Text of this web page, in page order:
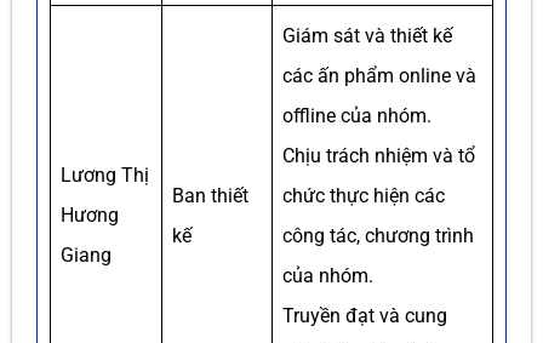
Lương Thị
Hương
Giang
Ban thiết
kế
Giám sát và thiết kế
các ấn phẩm online và
offline của nhóm.
Chịu trách nhiệm và tổ
chức thực hiện các
công tác, chương trình
của nhóm.
Truyền đạt và cung